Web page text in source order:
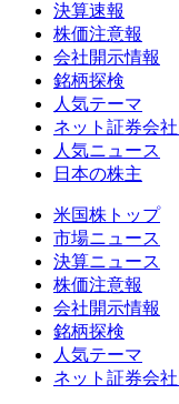
決算速報
株価注意報
会社開示情報
銘柄探検
人気テーマ
ネット証券会
人気ニュース
日本の株主
米国株トップ
市場ニュース
決算ニュース
株価注意報
会社開示情報
銘柄探検
人気テーマ
ネット証券会